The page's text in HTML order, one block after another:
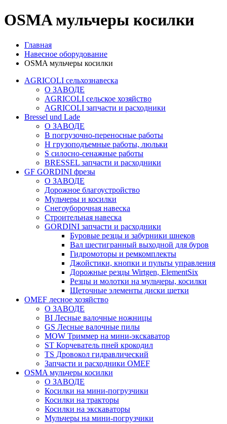
OSMA мульчеры косилки
Главная
Навесное оборудование
OSMA мульчеры косилки
AGRICOLI сельхознавеска
О ЗАВОДЕ
AGRICOLI сельское хозяйство
AGRICOLI запчасти и расходники
Bressel und Lade
О ЗАВОДЕ
B погрузочно-переносные работы
H грузоподъемные работы, люльки
S силосно-сенажные работы
BRESSEL запчасти и расходники
GF GORDINI фрезы
О ЗАВОДЕ
Дорожное благоустройство
Мульчеры и косилки
Снегоуборочная навеска
Строительная навеска
GORDINI запчасти и расходники
Буровые резцы и забурники шнеков
Вал шестигранный выходной для буров
Гидромоторы и ремкомплекты
Джойстики, кнопки и пульты управления
Дорожные резцы Wirtgen, ElementSix
Резцы и молотки на мульчеры, косилки
Щеточные элементы диски щетки
OMEF лесное хозяйство
О ЗАВОДЕ
BI Лесные валочные ножницы
GS Лесные валочные пилы
MOW Триммер на мини-экскаватор
ST Корчеватель пней крокодил
TS Дровокол гидравлический
Запчасти и расходники OMEF
OSMA мульчеры косилки
О ЗАВОДЕ
Косилки на мини-погрузчики
Косилки на тракторы
Косилки на экскаваторы
Мульчеры на мини-погрузчики